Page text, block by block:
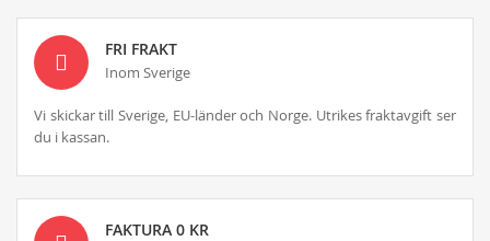
FRI FRAKT
Inom Sverige
Vi skickar till Sverige, EU-länder och Norge. Utrikes fraktavgift ser
du i kassan.
FAKTURA 0 KR